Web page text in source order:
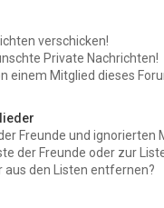
verschicken!
Private Nachrichten!
einem Mitglied dieses
Freunde und ignorierten
der Freunde oder zur
den Listen entfernen?